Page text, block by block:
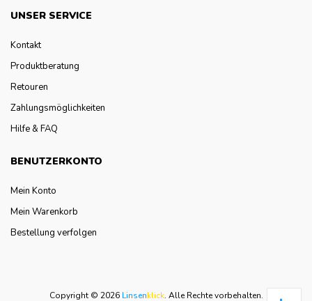
UNSER SERVICE
Kontakt
Produktberatung
Retouren
Zahlungsmöglichkeiten
Hilfe & FAQ
BENUTZERKONTO
Mein Konto
Mein Warenkorb
Bestellung verfolgen
Copyright © 2026 Linsenklick. Alle Rechte vorbehalten.